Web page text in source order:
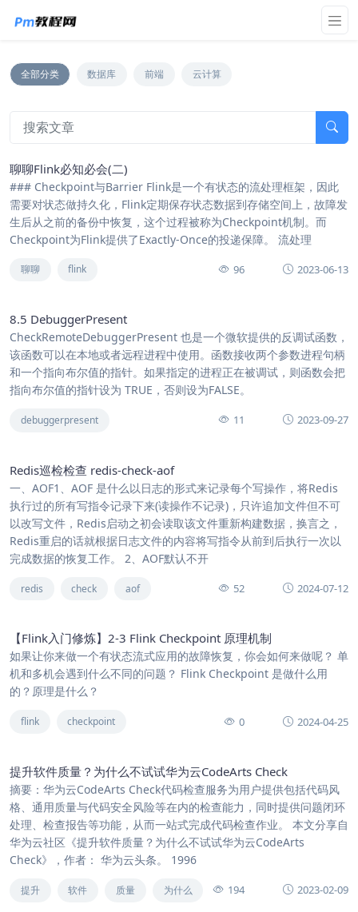
全部分类 数据库 前端 云计算
聊聊Flink必知必会(二)
### Checkpoint与Barrier Flink是一个有状态的流处理框架，因此
需要对状态做持久化，Flink定期保存状态数据到存储空间上，故障发
生后从之前的备份中恢复，这个过程被称为Checkpoint机制。而
Checkpoint为Flink提供了Exactly-Once的投递保障。 流处理
聊聊 flink 96 2023-06-13
8.5 DebuggerPresent
CheckRemoteDebuggerPresent 也是一个微软提供的反调试函数，
该函数可以在本地或者远程进程中使用。函数接收两个参数进程句柄
和一个指向布尔值的指针。如果指定的进程正在被调试，则函数会把
指向布尔值的指针设为 TRUE，否则设为FALSE。
debuggerpresent 11 2023-09-27
Redis巡检检查 redis-check-aof
一、AOF1、AOF 是什么以日志的形式来记录每个写操作，将Redis
执行过的所有写指令记录下来(读操作不记录)，只许追加文件但不可
以改写文件，Redis启动之初会读取该文件重新构建数据，换言之，
Redis重启的话就根据日志文件的内容将写指令从前到后执行一次以
完成数据的恢复工作。 2、AOF默认不开
redis check aof 52 2024-07-12
【Flink入门修炼】2-3 Flink Checkpoint 原理机制
如果让你来做一个有状态流式应用的故障恢复，你会如何来做呢？ 单
机和多机会遇到什么不同的问题？ Flink Checkpoint 是做什么用
的？原理是什么？
flink checkpoint 0 2024-04-25
提升软件质量？为什么不试试华为云CodeArts Check
摘要：华为云CodeArts Check代码检查服务为用户提供包括代码风
格、通用质量与代码安全风险等在内的检查能力，同时提供问题闭环
处理、检查报告等功能，从而一站式完成代码检查作业。 本文分享自
华为云社区《提升软件质量？为什么不试试华为云CodeArts
Check》，作者： 华为云头条。 1996
提升 软件 质量 为什么 194 2023-02-09